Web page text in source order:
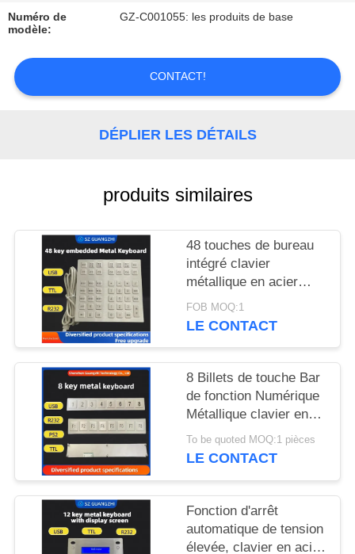
CONTACTEZ-
NOUS
DEMANDEZ
CITATION
SITE
PRIVACY
POLICY
Numéro de
modèle:
GZ-C001055: les produits de base
CONTACT!
DÉPLIER LES DÉTAILS
produits similaires
48 touches de bureau
intégré clavier
métallique en acier
inoxydable interface
USB GZ-B035013
FOB MOQ:1
LE CONTACT
8 Billets de touche Bar
de fonction Numérique
Métallique clavier en
acier inoxydable 304
Side Key Pinpad
To be quoted MOQ:1 pièces
LE CONTACT
Fonction d'arrêt
automatique de tension
élevée, clavier en acier